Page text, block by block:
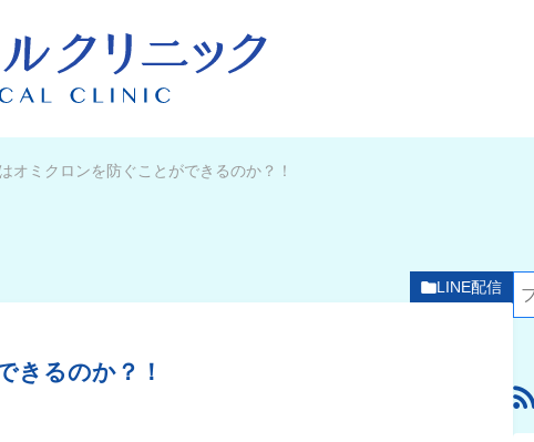
オミクロンを防ぐことができるのか？！
LINE配信
きるのか？！